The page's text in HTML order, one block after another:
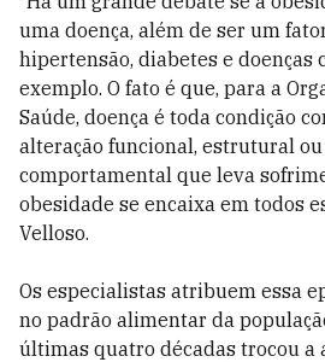
uma doença, além de ser um
hipertensão, diabetes e doenças
exemplo. O fato é que, para a
Saúde, doença é toda condição
alteração funcional, estrutural
comportamental que leva
obesidade se encaixa em todos
Velloso.
Os especialistas atribuem essa
no padrão alimentar da
últimas quatro décadas trocou a